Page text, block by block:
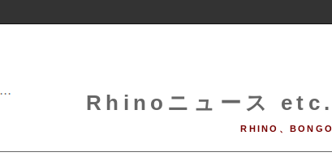
Rhinoニュース etc.
RHINO、BONGO